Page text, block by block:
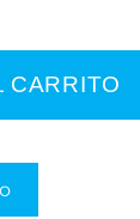
CARRITO